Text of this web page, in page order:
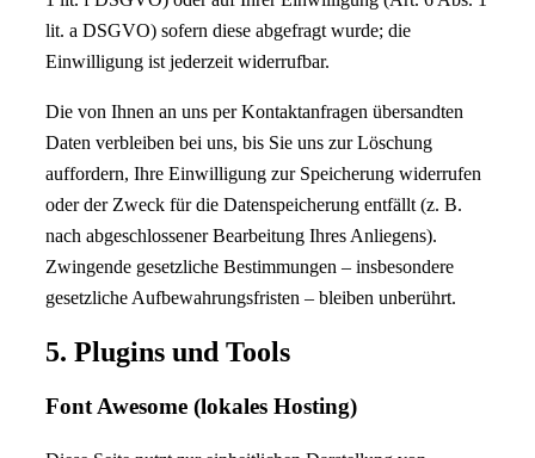
lit. a DSGVO) sofern diese abgefragt wurde; die
Einwilligung ist jederzeit widerrufbar.
Die von Ihnen an uns per Kontaktanfragen übersandten
Daten verbleiben bei uns, bis Sie uns zur Löschung
auffordern, Ihre Einwilligung zur Speicherung widerrufen
oder der Zweck für die Datenspeicherung entfällt (z. B.
nach abgeschlossener Bearbeitung Ihres Anliegens).
Zwingende gesetzliche Bestimmungen – insbesondere
gesetzliche Aufbewahrungsfristen – bleiben unberührt.
5. Plugins und Tools
Font Awesome (lokales Hosting)